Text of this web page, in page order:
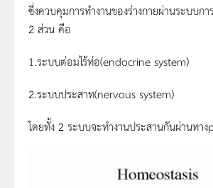
ซึ่งควบคุมการทำงานของร่างกายผ่านระบบกา
2 ส่วน คือ
1.ระบบต่อมไร้ท่อ(endocrine system)
2.ระบบประสาท(nervous system)
โดยทั้ง 2 ระบบจะทำงานประสานกันผ่านทา